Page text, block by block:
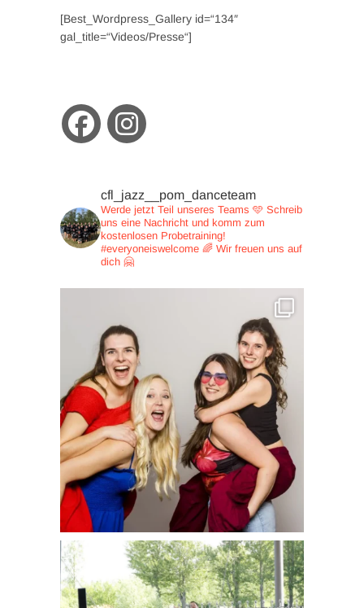
[Best_Wordpress_Gallery id=“134″
gal_title=“Videos/Presse“]
cfl_jazz__pom_danceteam
Werde jetzt Teil unseres Teams 🩵 Schreib
uns eine Nachricht und komm zum
kostenlosen Probetraining!
#everyoneiswelcome 🌈 Wir freuen uns auf
dich 🤗